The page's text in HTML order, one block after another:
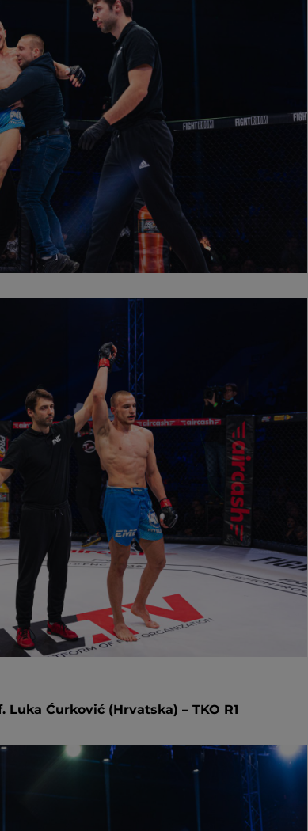
Ćurković (Hrvatska) – TKO R1